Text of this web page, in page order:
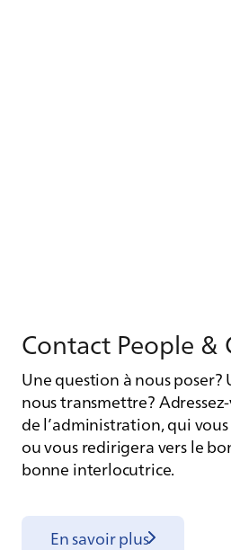
Contact People &
Une question à nous
nous transmettre?
de l’administration, qui
ou vous redirigera vers le
bonne interlocutrice.
En savoir plus